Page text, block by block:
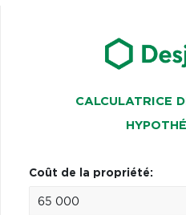
CALCULATRICE
Coût de la propriété: